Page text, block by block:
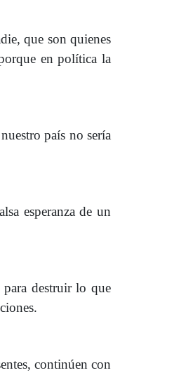
que son quienes
en política la
país no sería
esperanza de un
destruir lo que
continúen con